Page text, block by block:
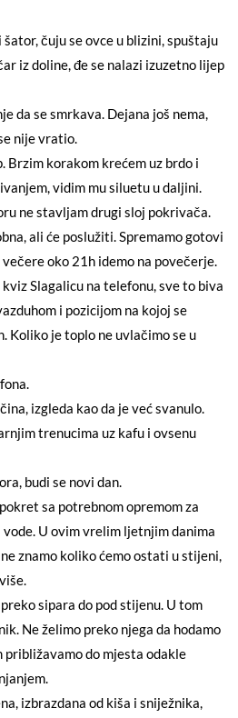
čuju se ovce u blizini, spuštaju
iz doline, đe se nalazi izuzetno lijep
da se smrkava. Dejana još nema,
nije vratio.
Brzim korakom krećem uz brdo i
vidim mu siluetu u daljini.
ne stavljam drugi sloj pokrivača.
ali će poslužiti. Spremamo gotovi
oko 21h idemo na povečerje.
Slagalicu na telefonu, sve to biva
i pozicijom na kojoj se
Koliko je toplo ne uvlačimo se u
izgleda kao da je već svanulo.
trenucima uz kafu i ovsenu
budi se novi dan.
sa potrebnom opremom za
U ovim vrelim ljetnjim danima
znamo koliko ćemo ostati u stijeni,
sipara do pod stijenu. U tom
Ne želimo preko njega da hodamo
približavamo do mjesta odakle
izbrazdana od kiša i sniježnika,